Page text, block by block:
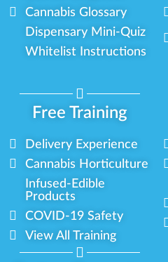
Cannabis Glossary
Dispensary Mini-Quiz
Whitelist Instructions
Free Training
Delivery Experience
Cannabis Horticulture
Infused-Edible
Products
COVID-19 Safety
View All Training